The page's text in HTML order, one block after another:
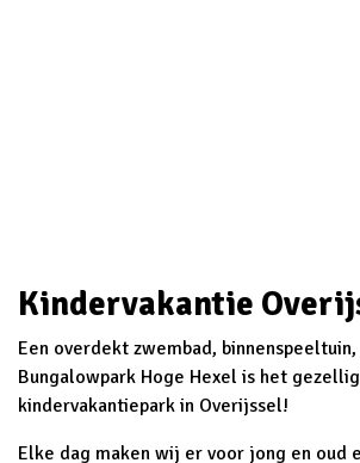
Kindervakantie
Een overdekt zwembad,
Bungalowpark Hoge Hexel is het
kindervakantiepark in Overijssel!
Elke dag maken wij er voor jong en oud